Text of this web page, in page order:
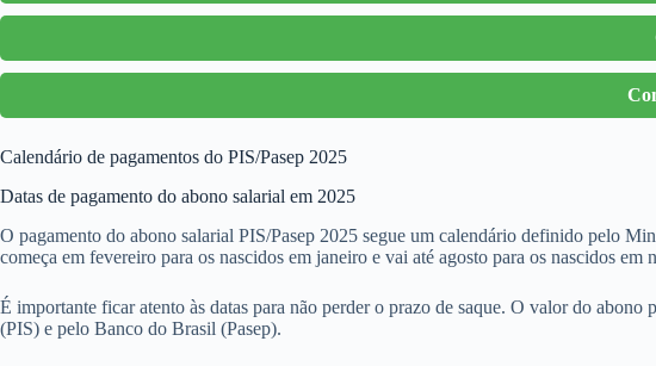
Calendário de pagamentos do PIS/Pasep 2025
Datas de pagamento do abono salarial em 2025
O pagamento do abono salarial PIS/Pasep 2025 segue um calendário definido pelo
começa em fevereiro para os nascidos em janeiro e vai até agosto para os nascidos em
É importante ficar atento às datas para não perder o prazo de saque. O valor do
(PIS) e pelo Banco do Brasil (Pasep).